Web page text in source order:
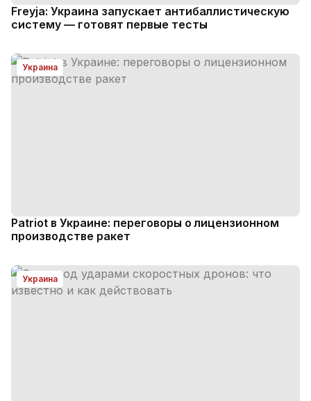
Freyja: Украина запускает антибаллистическую
систему — готовят первые тесты
Украина
Patriot в Украине: переговоры о лицензионном
производстве ракет
Украина